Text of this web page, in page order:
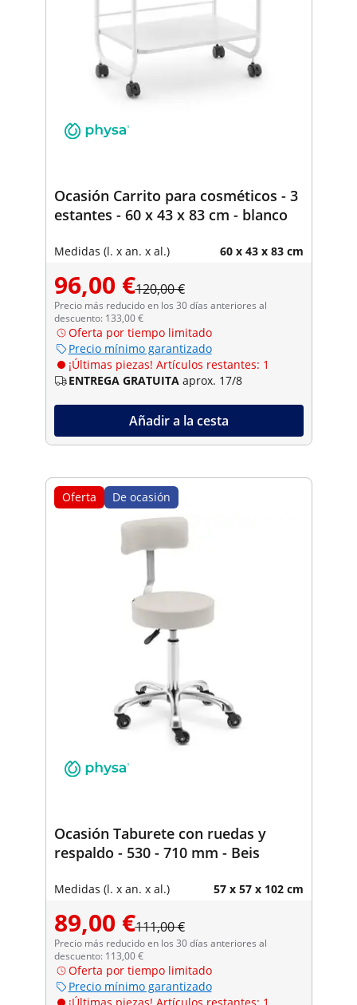
Ocasión Carrito para cosméticos - 3
estantes - 60 x 43 x 83 cm - blanco
Medidas (l. x an. x al.) 60 x 43 x 83 cm
96,00 €120,00 €
Precio más reducido en los 30 días anteriores al
descuento: 133,00 €
Oferta por tiempo limitado
Precio mínimo garantizado
¡Últimas piezas! Artículos restantes: 1
ENTREGA GRATUITA aprox. 17/8
Añadir a la cesta
Oferta De ocasión
Ocasión Taburete con ruedas y
respaldo - 530 - 710 mm - Beis
Medidas (l. x an. x al.) 57 x 57 x 102 cm
89,00 €111,00 €
Precio más reducido en los 30 días anteriores al
descuento: 113,00 €
Oferta por tiempo limitado
Precio mínimo garantizado
¡Últimas piezas! Artículos restantes: 1